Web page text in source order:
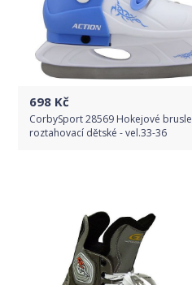
698 Kč
CorbySport 28569 Hokejové brusle
roztahovací dětské - vel.33-36
Detail produktu